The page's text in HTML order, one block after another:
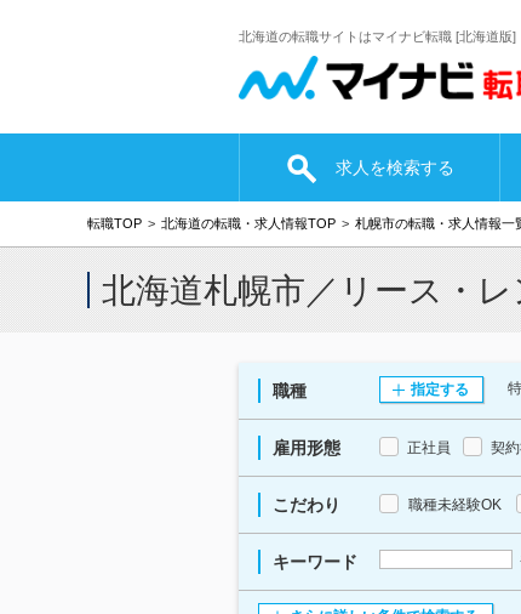
北海道の転職サイトはマイナビ転職 [北海道版]
求人を検索する
転職TOP 北海道の転職・求人情報TOP 札幌市の転職・求人情報一
北海道札幌市／リース・
職種 指定する
雇用形態 正社員 契
こだわり 職種未経験OK
キーワード